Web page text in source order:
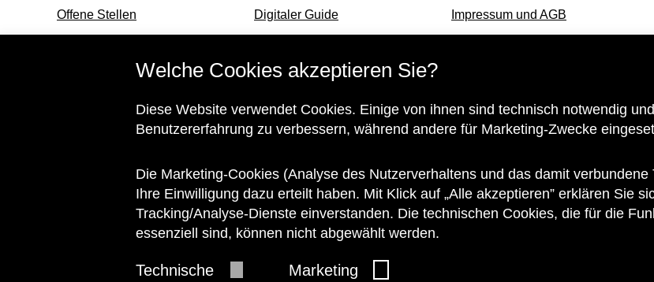
Welche Cookies akzeptieren Sie?
Diese Website verwendet Cookies. Einige von ihnen sind technisch notwendig
Benutzererfahrung zu verbessern, während andere für Marketing-Zwecke
Die Marketing-Cookies (Analyse des Nutzerverhaltens und das damit
Ihre Einwilligung dazu erteilt haben. Mit Klick auf „Alle akzeptieren” erklären Sie
Tracking/Analyse-Dienste einverstanden. Die technischen Cookies, die für die
essenziell sind, können nicht abgewählt werden.
Technische Marketing
Offene Stellen
Digitaler Guide
Impressum und AGB
Informationen zu ihrem barrierefreien Besuch
und Barrierefreiheitserklärung
Subventionsgeber
© 2026 Wien Museum